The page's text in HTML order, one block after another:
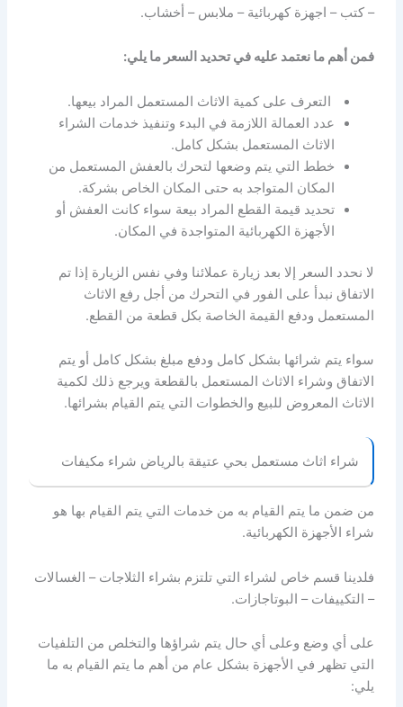
– كتب – اجهزة كهربائية – ملابس – أخشاب.
فمن أهم ما نعتمد عليه في تحديد السعر ما يلي:
التعرف على كمية الاثاث المستعمل المراد بيعها.
عدد العمالة اللازمة في البدء وتنفيذ خدمات الشراء
الاثاث المستعمل بشكل كامل.
خطط التي يتم وضعها لتحرك بالعفش المستعمل من
المكان المتواجد به حتى المكان الخاص بشركة.
تحديد قيمة القطع المراد بيعة سواء كانت العفش أو
الأجهزة الكهربائية المتواجدة في المكان.
لا نحدد السعر إلا بعد زيارة عملائنا وفي نفس الزيارة إذا تم
الاتفاق نبدأ على الفور في التحرك من أجل رفع الاثاث
المستعمل ودفع القيمة الخاصة بكل قطعة من القطع.
سواء يتم شرائها بشكل كامل ودفع مبلغ بشكل كامل أو يتم
الاتفاق وشراء الاثاث المستعمل بالقطعة ويرجع ذلك لكمية
الاثاث المعروض للبيع والخطوات التي يتم القيام بشرائها.
شراء اثاث مستعمل بحي عتيقة بالرياض شراء مكيفات
من ضمن ما يتم القيام به من خدمات التي يتم القيام بها هو
شراء الأجهزة الكهربائية.
فلدينا قسم خاص لشراء التي تلتزم بشراء الثلاجات – الغسالات
– التكييفات – البوتاجازات.
على أي وضع وعلى أي حال يتم شراؤها والتخلص من التلفيات
التي تظهر في الأجهزة بشكل عام من أهم ما يتم القيام به ما
يلي: